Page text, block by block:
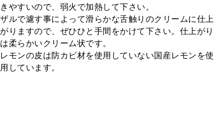
きやすいので、弱火で加熱して下さい。
ザルで濾す事によって滑らかな舌触りのクリームに仕上
がりますので、ぜひひと手間をかけて下さい。仕上がり
は柔らかいクリーム状です。
レモンの皮は防カビ材を使用していない国産レモンを使
用しています。